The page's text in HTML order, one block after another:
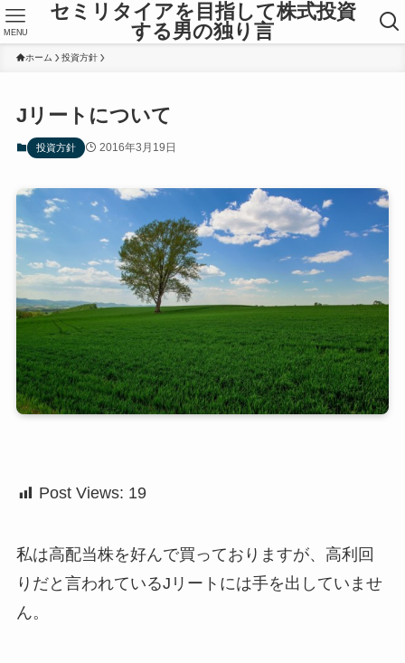
セミリタイアを目指して株式投資
する男の独り言
MENU
ホーム 投資方針
Jリートについて
投資方針 2016年3月19日
Post Views: 19
私は高配当株を好んで買っておりますが、高利回
りだと言われているJリートには手を出していませ
ん。